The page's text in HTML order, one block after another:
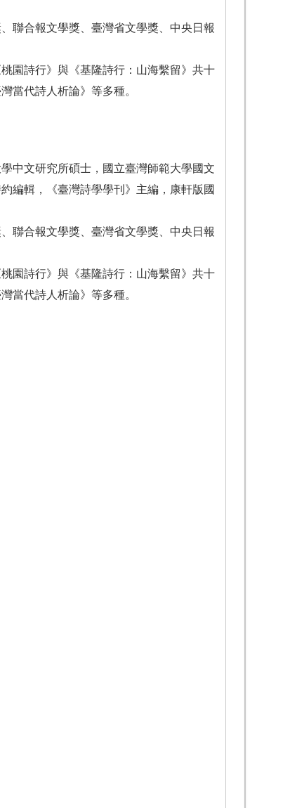
聯合報文學獎、臺灣省文學獎、中央日報
園詩行》與《基隆詩行：山海繫留》共十
當代詩人析論》等多種。
中文研究所碩士，國立臺灣師範大學國文
編輯，《臺灣詩學學刊》主編，康軒版國
聯合報文學獎、臺灣省文學獎、中央日報
園詩行》與《基隆詩行：山海繫留》共十
當代詩人析論》等多種。